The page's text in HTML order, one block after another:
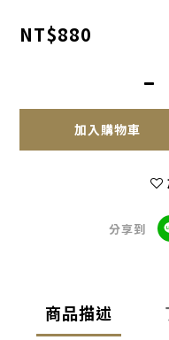
NT$880
加入購物車
分享到
商品描述